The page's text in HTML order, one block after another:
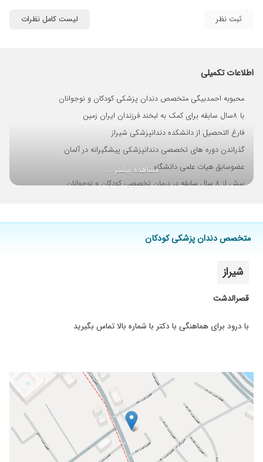
ثبت نظر لیست کامل نظرات
اطلاعات تکمیلی
محبوبه احمدبیگی متخصص دندان پزشکی کودکان و نوجوانان
با ۸سال سابقه برای کمک به لبخند فرزندان ایران زمین
فارغ التحصیل از دانشکده دندانپزشکی شیراز
گذراندن دوره های تخصصی دندانپزشکی پیشگیرانه در آلمان
عضوسابق هیات علمی دانشگاه
بیش از ۸ سال سابقه در درمان تخصصی کودکان و نوجوانان
مشاهده بیشتر ...
متخصص دندان پزشکی کودکان
شیراز
قصرالدشت
با درود برای هماهنگی با دکتر با شماره بالا تماس بگیرید